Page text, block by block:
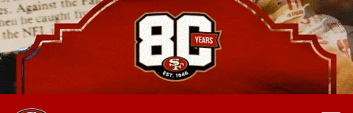
Skip
to
main
content